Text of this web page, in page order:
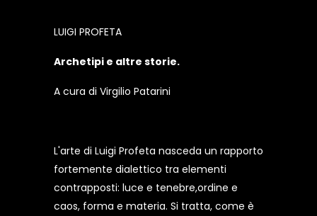
LUIGI PROFETA
Archetipi e altre storie.
A cura di Virgilio Patarini
L'arte di Luigi Profeta nasceda un rapporto
fortemente dialettico tra elementi
contrapposti: luce e tenebre,ordine e
caos, forma e materia. Si tratta, come è